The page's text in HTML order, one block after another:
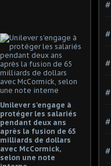
Unilever s'engage à
protéger les salariés
pendant deux ans
après la fusion de 65
milliards de dollars
avec McCormick,
selon une note